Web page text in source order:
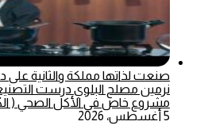
نرمين مصلح البلوي درست
مشروع خاص في الأكل الصحي (
5 أغسطس، 2026